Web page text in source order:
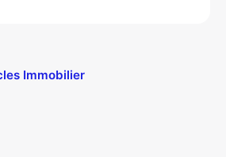
Immobilier